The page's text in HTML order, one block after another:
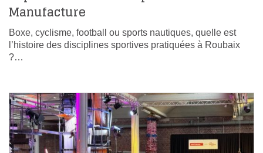
Manufacture
Boxe, cyclisme, football ou sports nautiques, quelle est
l’histoire des disciplines sportives pratiquées à Roubaix
?…